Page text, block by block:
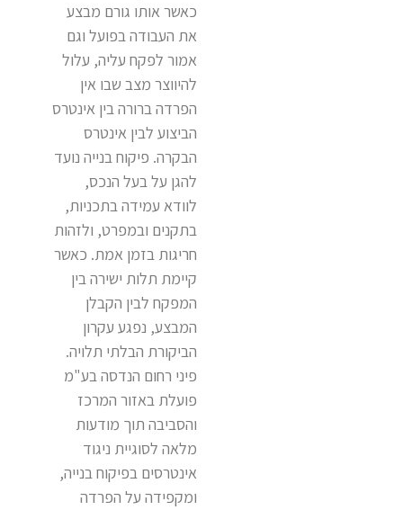
כאשר אותו גורם מבצע
את העבודה בפועל וגם
אמור לפקח עליה, עלול
להיווצר מצב שבו אין
הפרדה ברורה בין אינטרס
הביצוע לבין אינטרס
הבקרה. פיקוח בנייה נועד
להגן על בעל הנכס,
לוודא עמידה בתכניות,
בתקנים ובמפרט, ולזהות
חריגות בזמן אמת. כאשר
קיימת תלות ישירה בין
המפקח לבין הקבלן
המבצע, נפגע עקרון
הביקורת הבלתי תלויה.
פיני רחום הנדסה בע"מ
פועלת באזור המרכז
והסביבה תוך מודעות
מלאה לסוגיית ניגוד
אינטרסים בפיקוח בנייה,
ומקפידה על הפרדה